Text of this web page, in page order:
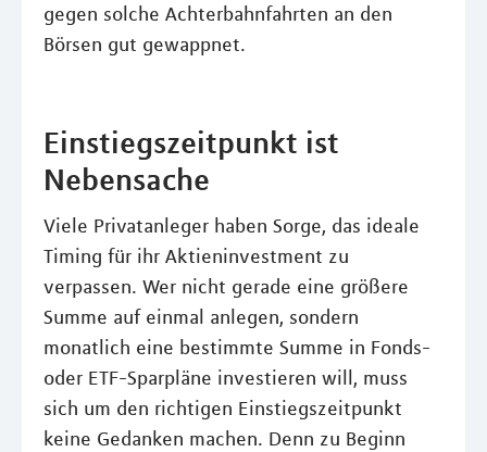
gegen solche Achterbahnfahrten an den
Börsen gut gewappnet.
Einstiegszeitpunkt ist
Nebensache
Viele Privatanleger haben Sorge, das ideale
Timing für ihr Aktieninvestment zu
verpassen. Wer nicht gerade eine größere
Summe auf einmal anlegen, sondern
monatlich eine bestimmte Summe in Fonds-
oder ETF-Sparpläne investieren will, muss
sich um den richtigen Einstiegszeitpunkt
keine Gedanken machen. Denn zu Beginn